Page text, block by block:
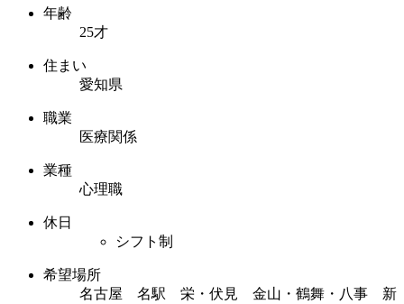
年齢
25才
住まい
愛知県
職業
医療関係
業種
心理職
休日
シフト制
希望場所
名古屋 名駅 栄・伏見 金山・鶴舞・八事 新